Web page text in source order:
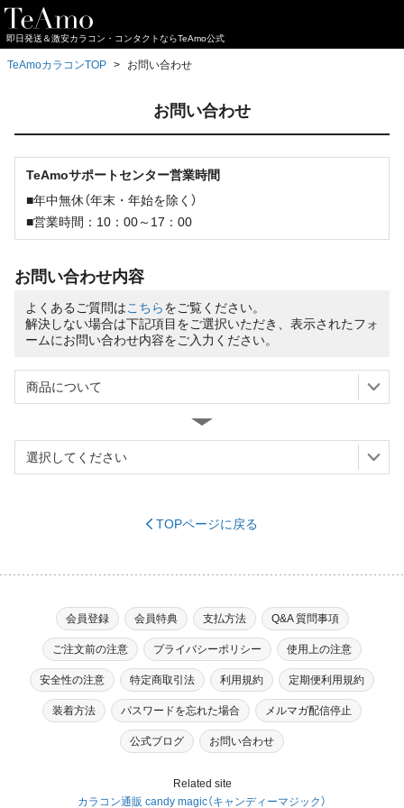
即日発送＆激安カラコン・コンタクトならTeAmo公式
TeAmoカラコンTOP お問い合わせ
お問い合わせ
TeAmoサポートセンター営業時間
■年中無休（年末・年始を除く）
■営業時間：10：00～17：00
お問い合わせ内容
よくあるご質問はこちらをご覧ください。
解決しない場合は下記項目をご選択いただき、表示されたフォ
ームにお問い合わせ内容をご入力ください。
※必須
（ハイフンなし） ※必須
TOPページに戻る
会員登録 会員特典 支払方法 Q&A 質問事項
ご注文前の注意 プライバシーポリシー 使用上の注意
安全性の注意 特定商取引法 利用規約 定期便利用規約
装着方法 パスワードを忘れた場合 メルマガ配信停止
公式ブログ お問い合わせ
Related site
カラコン通販 candy magic（キャンディーマジック）